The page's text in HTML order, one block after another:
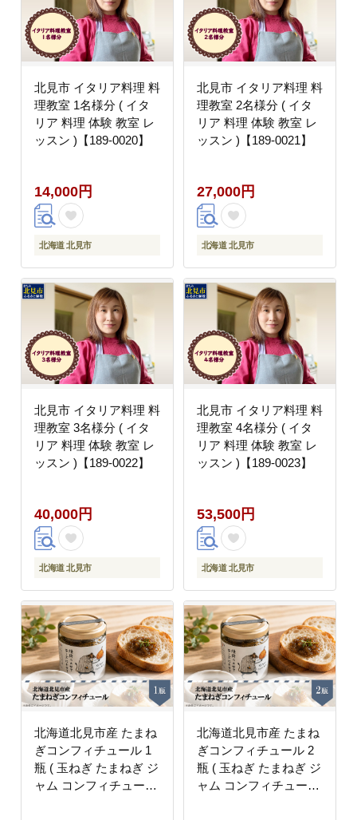
北見市 イタリア料理 料
理教室 1名様分 ( イタ
リア 料理 体験 教室 レ
ッスン )【189-0020】
14,000円
北海道 北見市
北見市 イタリア料理 料
理教室 2名様分 ( イタ
リア 料理 体験 教室 レ
ッスン )【189-0021】
27,000円
北海道 北見市
北見市 イタリア料理 料
理教室 3名様分 ( イタ
リア 料理 体験 教室 レ
ッスン )【189-0022】
40,000円
北海道 北見市
北見市 イタリア料理 料
理教室 4名様分 ( イタ
リア 料理 体験 教室 レ
ッスン )【189-0023】
53,500円
北海道 北見市
北海道北見市産 たまね
ぎコンフィチュール 1
瓶 ( 玉ねぎ たまねぎ ジ
ャム コンフィチュール
北海道北見市産 たまね
ぎコンフィチュール 2
瓶 ( 玉ねぎ たまねぎ ジ
ャム コンフィチュール